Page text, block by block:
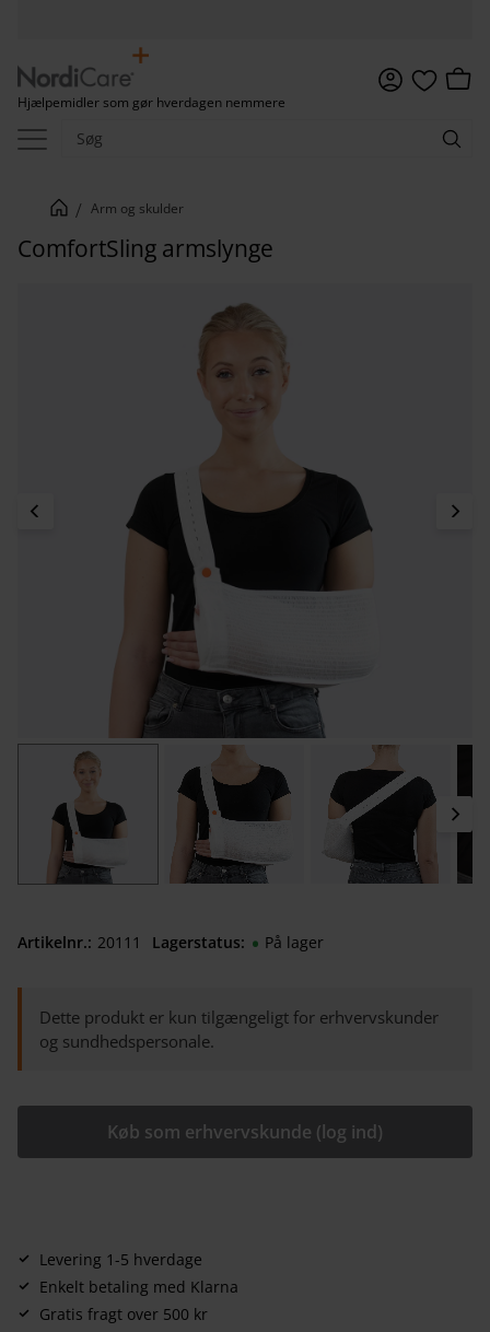
Hjælpemidler som gør hverdagen nemmere
Favoritter
Arm og skulder
ComfortSling armslynge
Dette produkt er kun tilgængeligt for erhvervskunder
og sundhedspersonale.
Køb som erhvervskunde (log ind)
Levering 1-5 hverdage
Enkelt betaling med Klarna
Gratis fragt over 500 kr
Lagerstatus På lager
Artikelnr. 201110950